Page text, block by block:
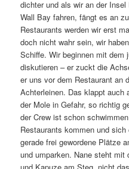
dichter und als wir an der
Wall Bay fahren, fängt es an
Restaurants werden wir erst
doch nicht wahr sein, wir
Schiffe. Wir beginnen mit dem
diskutieren – er zuckt die
er uns vor dem Restaurant an
Achterleinen. Das klappt auch
der Mole in Gefahr, so richtig
der Crew ist schon
Restaurants kommen und
gerade frei gewordene Plätze
und umparken. Nane steht